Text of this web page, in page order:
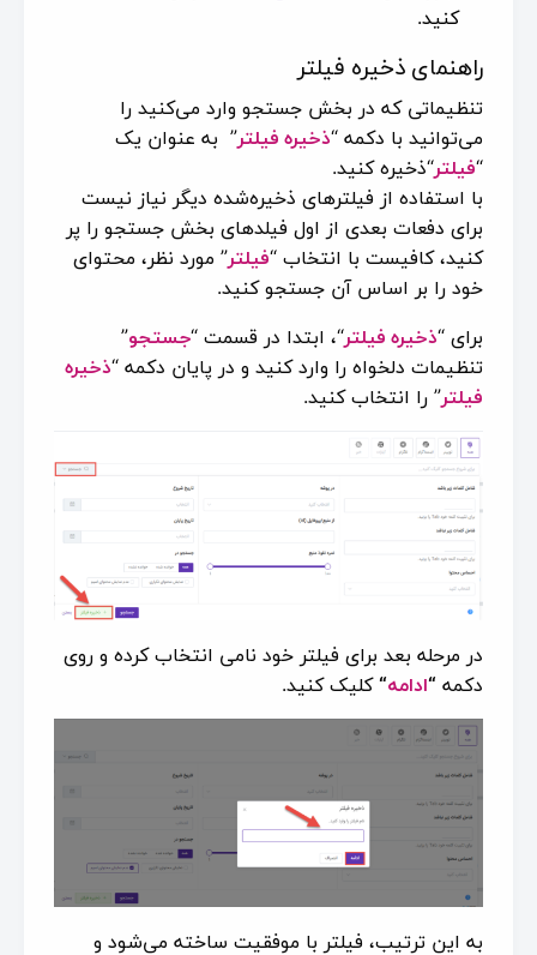
کنید.
راهنمای ذخیره فیلتر
تنظیماتی که در بخش جستجو وارد می‌کنید را
می‌توانید با دکمه “ذخیره فیلتر” به عنوان یک
“فیلتر“ذخیره کنید.
با استفاده از فیلترهای ذخیره‌شده دیگر نیاز نیست
برای دفعات بعدی از اول فیلدهای بخش جستجو را پر
کنید، کافیست با انتخاب “فیلتر” مورد نظر، محتوای
خود را بر اساس آن جستجو کنید.
برای “ذخیره فیلتر“، ابتدا در قسمت “جستجو”
تنظیمات دلخواه را وارد کنید و در پایان دکمه “ذخیره
فیلتر” را انتخاب کنید.
در مرحله بعد برای فیلتر خود نامی انتخاب کرده و روی
دکمه “ادامه“ کلیک کنید.
به این ترتیب، فیلتر با موفقیت ساخته می‌شود و